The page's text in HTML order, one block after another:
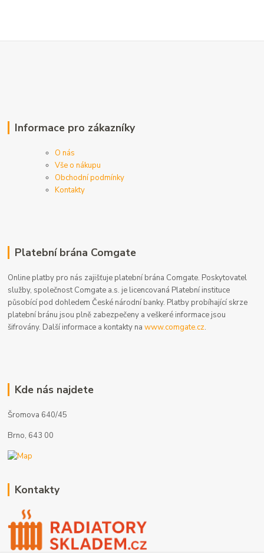
Informace pro zákazníky
O nás
Vše o nákupu
Obchodní podmínky
Kontakty
Platební brána Comgate
Online platby pro nás zajišťuje platební brána Comgate. Poskytovatel
služby, společnost Comgate a.s. je licencovaná Platební instituce
působící pod dohledem České národní banky. Platby probíhající skrze
platební bránu jsou plně zabezpečeny a veškeré informace jsou
šifrovány. Další informace a kontakty nawww.comgate.cz.
Kde nás najdete
Šromova 640/45
Brno, 643 00
Kontakty